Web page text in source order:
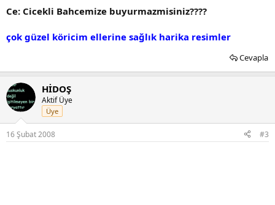
Ce: Cicekli Bahcemize buyurmazmisiniz????
çok güzel köricim ellerine sağlık harika resimler
Cevapla
HİDOŞ
Aktif Üye
Üye
16 Şubat 2008 #3